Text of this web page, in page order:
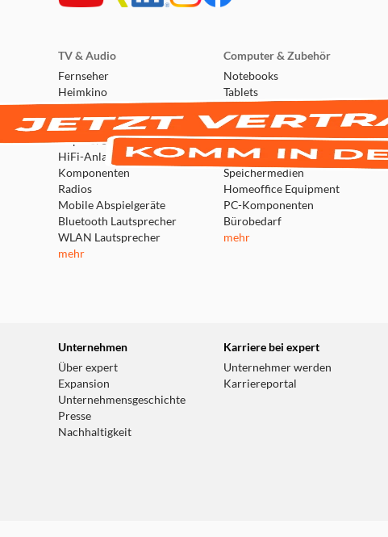
TV & Audio
Fernseher
Heimkino
DVD- & Blu-ray-Player
Empfangstechnik
Kopfhörer
HiFi-Anlagen &
Komponenten
Radios
Mobile Abspielgeräte
Bluetooth Lautsprecher
WLAN Lautsprecher
mehr
Computer & Zubehör
Notebooks
Tablets
Monitore & Beamer
Netzwerk
Drucker & Scanner
Speichermedien
Homeoffice Equipment
PC-Komponenten
Bürobedarf
mehr
Unternehmen
Über expert
Expansion
Unternehmensgeschichte
Presse
Nachhaltigkeit
Karriere bei expert
Unternehmer werden
Karriereportal